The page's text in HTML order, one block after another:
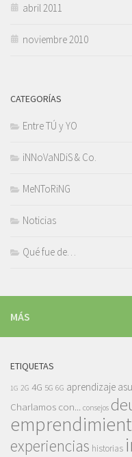
abril 2011
noviembre 2010
CATEGORÍAS
Entre TÚ y YO
iNNoVaNDiS & Co.
MeNToRiNG
Noticias
Qué fue de…
MÁS
ETIQUETAS
1G 2G 4G 5G 6G aprendizaje
Charlamos con...
consejos
experiencias historias